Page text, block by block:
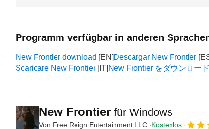
Programm verfügbar in anderen
New Frontier download Descargar New Frontier
Scaricare New Frontier
New Frontier をダウンロー
New Frontier für Windows
Von Free Reign Entertainment LLC Kostenlos